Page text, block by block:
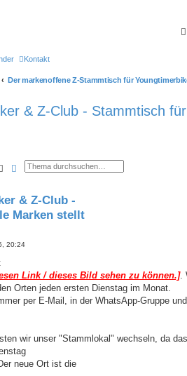
Kontakt
Der markenoffene Z-Stammtisch für
& Z-Club - Stammtisch
SucheErweiterte Suche
& Z-Club -
Marken stellt
20:24
Link / dieses Bild sehen zu können.].
Orten jeden ersten Dienstag im Monat.
per E-Mail, in der WhatsApp-Gruppe
wir unser "Stammlokal" wechseln, da
neue Ort ist die